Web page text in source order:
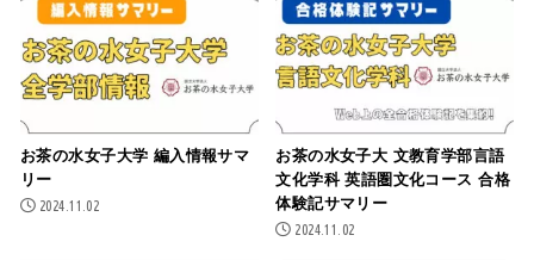
お茶の水女子大学 編入情報サマ
リー
2024.11.02
お茶の水女子大 文教育学部言語
文化学科 英語圏文化コース 合格
体験記サマリー
2024.11.02